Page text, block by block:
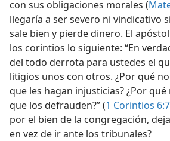
con sus obligaciones morales (
llegaría a ser severo ni vindicativo
sale bien y pierde dinero. El
los corintios lo siguiente: “En
del todo derrota para ustedes el
litigios unos con otros. ¿Por qué
que les hagan injusticias? ¿Por
que los defrauden?” (1 Corintios 6:7
por el bien de la congregación,
en vez de ir ante los tribunales?